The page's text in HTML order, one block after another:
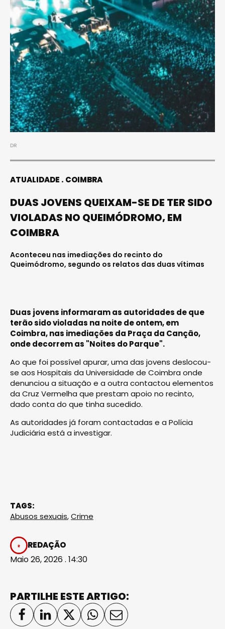
DR
ATUALIDADE COIMBRA
DUAS JOVENS QUEIXAM-SE DE TER SIDO
VIOLADAS NO QUEIMÓDROMO, EM
COIMBRA
Aconteceu nas imediações do recinto do
Queimódromo, segundo os relatos das duas vítimas
Duas jovens informaram as autoridades de que
terão sido violadas na noite de ontem, em
Coimbra, nas imediações da Praça da Canção,
onde decorrem as "Noites do Parque".
Ao que foi possível apurar, uma das jovens deslocou-
se aos Hospitais da Universidade de Coimbra onde
denunciou a situação e a outra contactou elementos
da Cruz Vermelha que prestam apoio no recinto,
dado conta do que tinha sucedido.
As autoridades já foram contactadas e a Polícia
Judiciária está a investigar.
TAGS:
Abusos sexuais,Crime
REDAÇÃO
Maio 26, 2026 . 14:30
PARTILHE ESTE ARTIGO: